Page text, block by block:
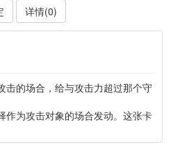
详情(0)
的场合，给与攻击力超过那个守
为攻击对象的场合发动。这张卡